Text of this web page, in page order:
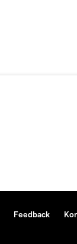
Feedback